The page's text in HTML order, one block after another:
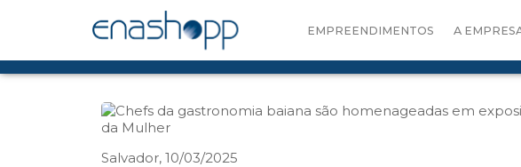
EMPREENDIMENTOS A
Salvador, 10/03/2025